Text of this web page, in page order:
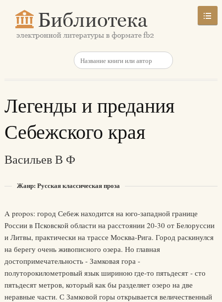
Легенды и предания
Себежского края
Васильев В Ф
Жанр: Русская классическая проза
A propos: город Себеж находится на юго-западной границе
России в Псковской области на расстоянии 20-30 от Белоруссии
и Литвы, практически на трассе Москва-Рига. Город раскинулся
на берегу очень живописного озера. Но главная
достопримечательность - Замковая гора -
полуторокилометровый язык шириною где-то пятьдесят - сто
пятьдесят метров, который как бы разделяет озеро на две
неравные части. С Замковой горы открывается величественный